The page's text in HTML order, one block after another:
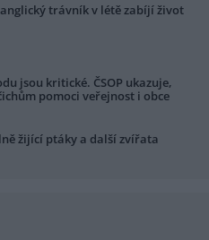
trávník v létě zabíjí život
jsou kritické. ČSOP ukazuje,
pomoci veřejnost i obce
žijící ptáky a další zvířata